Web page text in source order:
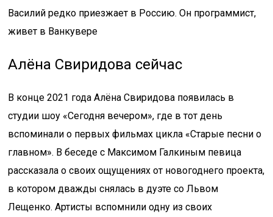
Василий редко приезжает в Россию. Он программист,
живет в Ванкувере
Алёна Свиридова сейчас
В конце 2021 года Алёна Свиридова появилась в
студии шоу «Сегодня вечером», где в тот день
вспоминали о первых фильмах цикла «Старые песни о
главном». В беседе с Максимом Галкиным певица
рассказала о своих ощущениях от новогоднего проекта,
в котором дважды снялась в дуэте со Львом
Лещенко. Артисты вспомнили одну из своих